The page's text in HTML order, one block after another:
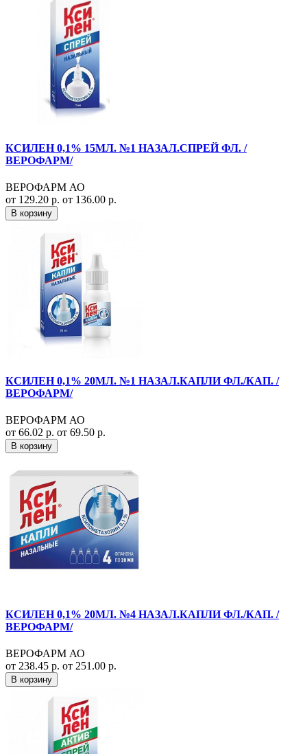
КСИЛЕН 0,1% 15МЛ. №1 НАЗАЛ.СПРЕЙ ФЛ. /
ВЕРОФАРМ/
ВЕРОФАРМ АО
от 129.20 р. от 136.00 р.
В корзину
КСИЛЕН 0,1% 20МЛ. №1 НАЗАЛ.КАПЛИ ФЛ./КАП. /
ВЕРОФАРМ/
ВЕРОФАРМ АО
от 66.02 р. от 69.50 р.
В корзину
КСИЛЕН 0,1% 20МЛ. №4 НАЗАЛ.КАПЛИ ФЛ./КАП. /
ВЕРОФАРМ/
ВЕРОФАРМ АО
от 238.45 р. от 251.00 р.
В корзину